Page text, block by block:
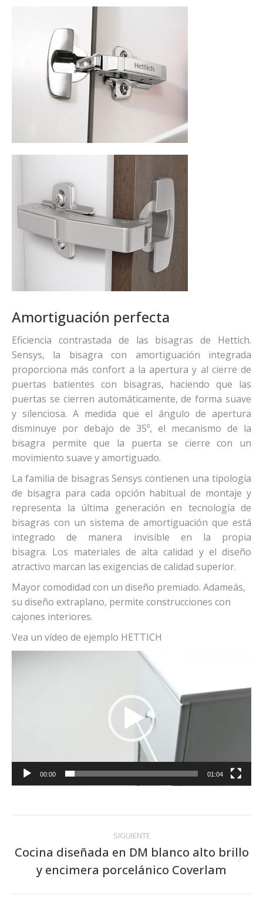
Amortiguación perfecta
Eficiencia contrastada de las bisagras de Hettich.
Sensys, la bisagra con amortiguación integrada
proporciona más confort a la apertura y al cierre de
puertas batientes con bisagras, haciendo que las
puertas se cierren automáticamente, de forma suave
y silenciosa. A medida que el ángulo de apertura
disminuye por debajo de 35º, el mecanismo de la
bisagra permite que la puerta se cierre con un
movimiento suave y amortiguado.
La familia de bisagras Sensys contienen una tipología
de bisagra para cada opción habitual de montaje y
representa la última generación en tecnología de
bisagras con un sistema de amortiguación que está
integrado de manera invisible en la propia
bisagra. Los materiales de alta calidad y el diseño
atractivo marcan las exigencias de calidad superior.
Mayor comodidad con un diseño premiado. Adameás,
su diseño extraplano, permite construcciones con
cajones interiores.
Vea un vídeo de ejemplo HETTICH
00:00 01:04
Navegación
entre
publicaciones
SIGUIENTE
Publicación
siguiente:
Cocina diseñada en DM blanco alto brillo
y encimera porcelánico Coverlam